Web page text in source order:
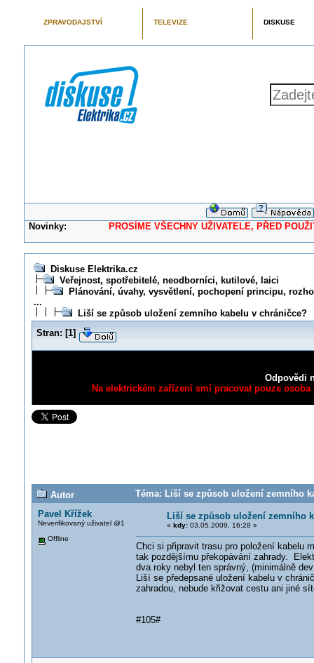
ZPRAVODAJSTVÍ TELEVIZE DISKUSE
Novinky: PROSÍME VŠECHNY UŽIVATELE, PŘED
Diskuse Elektrika.cz
Veřejnost, spotřebitelé, neodborníci, kutilové, laici
Plánování, úvahy, vysvětlení, pochopení principu,
...
Liší se způsob uložení zemního kabelu v chráničce?
Stran: [1]
Odpovědi
Na elektrickém zařízení smí pracovat pouze
Autor
Téma: Liší se způsob uložení zemního
Pavel Křížek
Neverifikovaný uživatel @1
Offline
Liší se způsob uložení zemního
« kdy:03.05.2009, 16:28 »
Chci si připravit trasu pro položení kabelu
tak pozdějšímu překopávání zahrady.
dva roky nebyl ten správný, (minimálně
Liší se předepsané uložení kabelu v
zahradou, nebude křižovat cestu ani jiné
#105#